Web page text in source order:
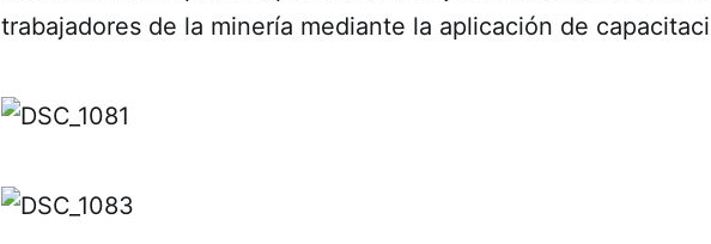
trabajadores de la minería mediante la aplicación de